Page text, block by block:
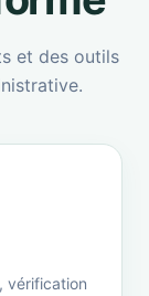
et des outils
vérification